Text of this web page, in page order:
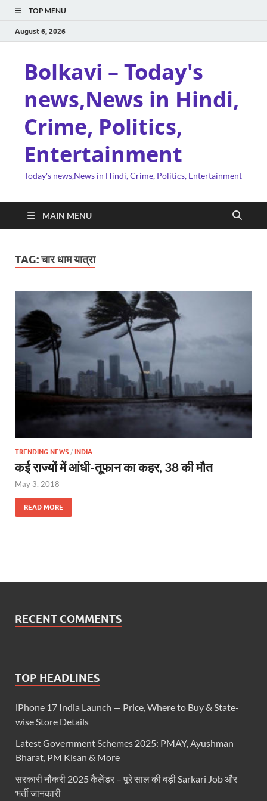
TOP MENU
August 6, 2026
Bolkavi – Today's
news,News in Hindi,
Crime, Politics,
Entertainment
Today's news,News in Hindi, Crime, Politics, Entertainment
MAIN MENU
TAG:चार धाम यात्रा
TRENDING NEWS / INDIA
कई राज्‍यों में आंधी-तूफान का कहर, 38 की मौत
May 3, 2018
READ MORE
RECENT COMMENTS
TOP HEADLINES
iPhone 17 India Launch — Price, Where to Buy & State-
wise Store Details
Latest Government Schemes 2025: PMAY, Ayushman
Bharat, PM Kisan & More
सरकारी नौकरी 2025 कैलेंडर – पूरे साल की बड़ी Sarkari Job और
भर्ती जानकारी